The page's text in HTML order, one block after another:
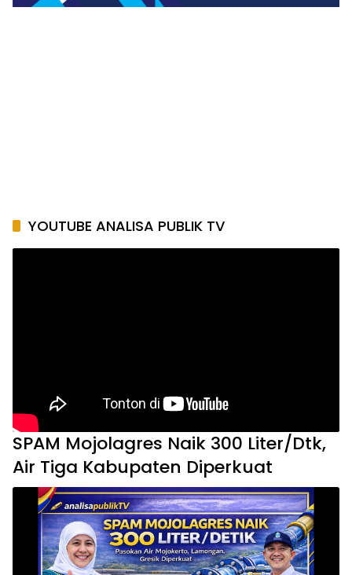
YOUTUBE ANALISA PUBLIK TV
SPAM Mojolagres Naik 300 Liter/Dtk,
Air Tiga Kabupaten Diperkuat